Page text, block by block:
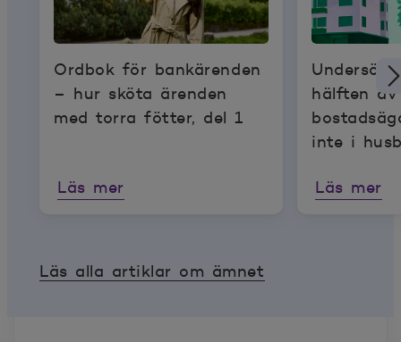
Ordbok för bankärenden
– hur sköta ärenden
med torra fötter, del 1
Läs mer
hälften av
inte i
Läs mer
Läs alla artiklar om ämnet